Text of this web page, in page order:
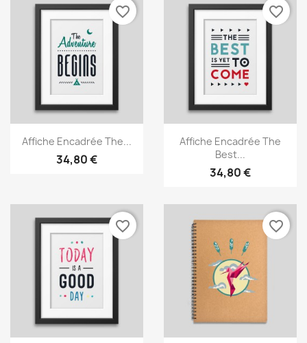
Aperçu rapide
Affiche Encadrée The...
34,80 €
favorite_border
Aperçu rapide
Affiche Encadrée The
Best...
34,80 €
favorite_border
favorite_border favorite_border